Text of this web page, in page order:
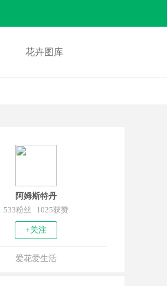
花卉图库
阿姆斯特丹
533粉丝 1025获赞
+关注
爱花爱生活